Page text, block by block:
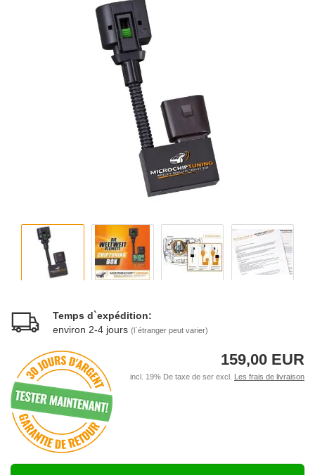
Temps d`expédition:
environ 2-4 jours (l`étranger peut varier)
159,00 EUR
incl. 19% De taxe de ser excl. Les frais de livraison